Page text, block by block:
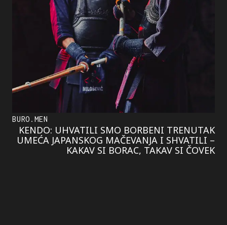
BURO.MEN
KENDO: UHVATILI SMO BORBENI TRENUTAK
UMEĆA JAPANSKOG MAČEVANJA I SHVATILI –
KAKAV SI BORAC, TAKAV SI ČOVEK